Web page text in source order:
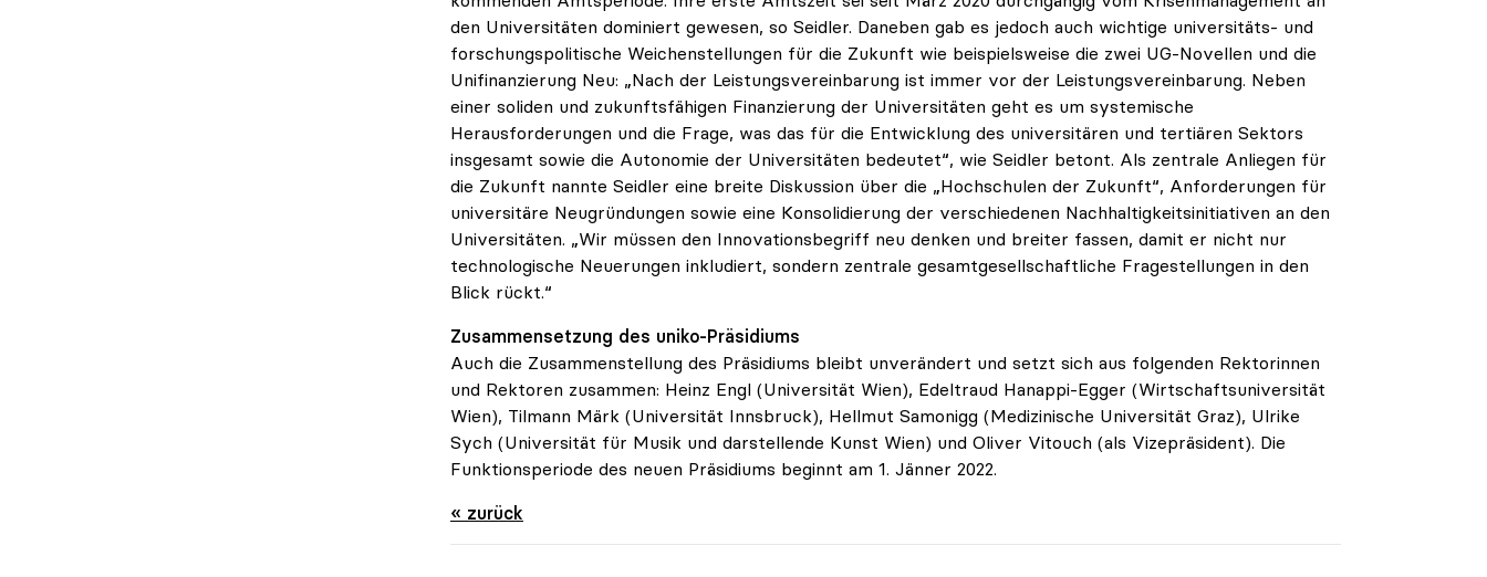
den Universitäten dominiert gewesen, so Seidler. Daneben gab es jedoch auch wichtige universitäts- und
forschungspolitische Weichenstellungen für die Zukunft wie beispielsweise die zwei UG-Novellen und die
Unifinanzierung Neu: „Nach der Leistungsvereinbarung ist immer vor der Leistungsvereinbarung. Neben
einer soliden und zukunftsfähigen Finanzierung der Universitäten geht es um systemische
Herausforderungen und die Frage, was das für die Entwicklung des universitären und tertiären Sektors
insgesamt sowie die Autonomie der Universitäten bedeutet“, wie Seidler betont. Als zentrale Anliegen für
die Zukunft nannte Seidler eine breite Diskussion über die „Hochschulen der Zukunft“, Anforderungen für
universitäre Neugründungen sowie eine Konsolidierung der verschiedenen Nachhaltigkeitsinitiativen an den
Universitäten. „Wir müssen den Innovationsbegriff neu denken und breiter fassen, damit er nicht nur
technologische Neuerungen inkludiert, sondern zentrale gesamtgesellschaftliche Fragestellungen in den
Blick rückt.“
Zusammensetzung des uniko-Präsidiums
Auch die Zusammenstellung des Präsidiums bleibt unverändert und setzt sich aus folgenden Rektorinnen
und Rektoren zusammen: Heinz Engl (Universität Wien), Edeltraud Hanappi-Egger (Wirtschaftsuniversität
Wien), Tilmann Märk (Universität Innsbruck), Hellmut Samonigg (Medizinische Universität Graz), Ulrike
Sych (Universität für Musik und darstellende Kunst Wien) und Oliver Vitouch (als Vizepräsident). Die
Funktionsperiode des neuen Präsidiums beginnt am 1. Jänner 2022.
« zurück